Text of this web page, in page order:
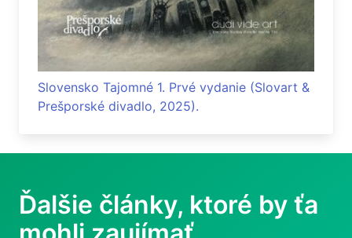
Slovensko Tajomné 1. Prvé vydanie (Slovart &
Prešporské divadlo, 2025).
Ďalšie články, ktoré by ťa